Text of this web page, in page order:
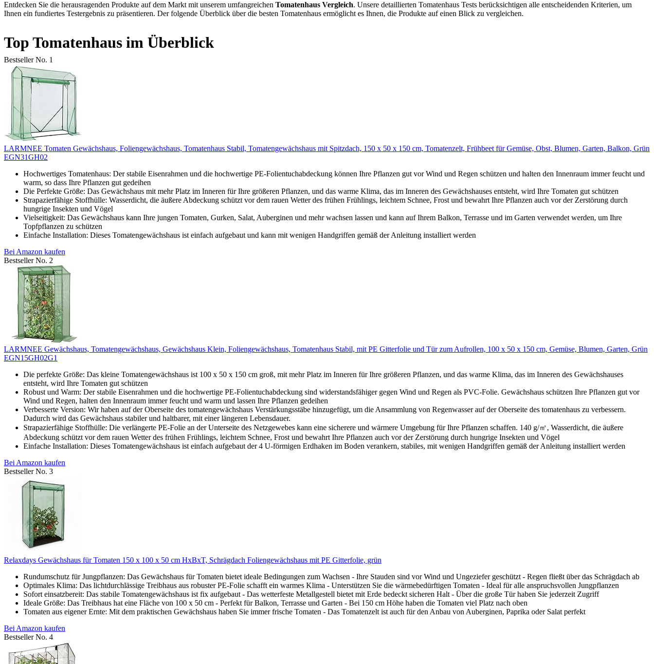
Entdecken Sie die herausragenden Produkte auf dem Markt mit unserem umfangreichen Tomatenhaus Vergleich. Unsere detaillierten Tomatenhaus Tests berücksichtigen alle entscheidenden Kriterien, um
Ihnen ein fundiertes Testergebnis zu präsentieren. Der folgende Überblick über die besten Tomatenhaus ermöglicht es Ihnen, die Produkte auf einen Blick zu vergleichen.
Top Tomatenhaus im Überblick
Bestseller No. 1
LARMNEE Tomaten Gewächshaus, Foliengewächshaus, Tomatenhaus Stabil, Tomatengewächshaus mit Spitzdach, 150 x 50 x 150 cm, Tomatenzelt, Frühbeet für Gemüse, Obst, Blumen, Garten, Balkon, Grün
EGN31GH02
Hochwertiges Tomatenhaus: Der stabile Eisenrahmen und die hochwertige PE-Folientuchabdeckung können Ihre Pflanzen gut vor Wind und Regen schützen und halten den Innenraum immer feucht und
warm, so dass Ihre Pflanzen gut gedeihen
Die Perfekte Größe: Das Gewächshaus mit mehr Platz im Inneren für Ihre größeren Pflanzen, und das warme Klima, das im Inneren des Gewächshauses entsteht, wird Ihre Tomaten gut schützen
Strapazierfähige Stoffhülle: Wasserdicht, die äußere Abdeckung schützt vor dem rauen Wetter des frühen Frühlings, leichtem Schnee, Frost und bewahrt Ihre Pflanzen auch vor der Zerstörung durch
hungrige Insekten und Vögel
Vielseitigkeit: Das Gewächshaus kann Ihre jungen Tomaten, Gurken, Salat, Auberginen und mehr wachsen lassen und kann auf Ihrem Balkon, Terrasse und im Garten verwendet werden, um Ihre
Topfpflanzen zu schützen
Einfache Installation: Dieses Tomatengewächshaus ist einfach aufgebaut und kann mit wenigen Handgriffen gemäß der Anleitung installiert werden
Bei Amazon kaufen
Bestseller No. 2
LARMNEE Gewächshaus, Tomatengewächshaus, Gewächshaus Klein, Foliengewächshaus, Tomatenhaus Stabil, mit PE Gitterfolie und Tür zum Aufrollen, 100 x 50 x 150 cm, Gemüse, Blumen, Garten, Grün
EGN15GH02G1
Die perfekte Größe: Das kleine Tomatengewächshaus ist 100 x 50 x 150 cm groß, mit mehr Platz im Inneren für Ihre größeren Pflanzen, und das warme Klima, das im Inneren des Gewächshauses
entsteht, wird Ihre Tomaten gut schützen
Robust und Warm: Der stabile Eisenrahmen und die hochwertige PE-Folientuchabdeckung sind widerstandsfähiger gegen Wind und Regen als PVC-Folie. Gewächshaus schützen Ihre Pflanzen gut vor
Wind und Regen, halten den Innenraum immer feucht und warm und lassen Ihre Pflanzen gedeihen
Verbesserte Version: Wir haben auf der Oberseite des tomatengewächshaus Verstärkungsstäbe hinzugefügt, um die Ansammlung von Regenwasser auf der Oberseite des tomatenhaus zu verbessern.
Dadurch wird das Gewächshaus stabiler und haltbarer, mit einer längeren Lebensdauer.
Strapazierfähige Stoffhülle: Die verlängerte PE-Folie an der Unterseite des Netzgewebes kann eine sicherere und wärmere Umgebung für Ihre Pflanzen schaffen. 140 g/㎡, Wasserdicht, die äußere
Abdeckung schützt vor dem rauen Wetter des frühen Frühlings, leichtem Schnee, Frost und bewahrt Ihre Pflanzen auch vor der Zerstörung durch hungrige Insekten und Vögel
Einfache Installation: Dieses Tomatengewächshaus ist einfach aufgebaut der 4 U-förmigen Erdhaken im Boden verankern, stabiles, mit wenigen Handgriffen gemäß der Anleitung installiert werden
Bei Amazon kaufen
Bestseller No. 3
Relaxdays Gewächshaus für Tomaten 150 x 100 x 50 cm HxBxT, Schrägdach Foliengewächshaus mit PE Gitterfolie, grün
Rundumschutz für Jungpflanzen: Das Gewächshaus für Tomaten bietet ideale Bedingungen zum Wachsen - Ihre Stauden sind vor Wind und Ungeziefer geschützt - Regen fließt über das Schrägdach ab
Optimales Klima: Das lichtdurchlässige Treibhaus aus robuster PE-Folie schafft ein warmes Klima - Unterstützen Sie die wärmebedürftigen Tomaten - Ideal für alle anspruchsvollen Jungpflanzen
Sofort einsatzbereit: Das stabile Tomatengewächshaus ist fix aufgebaut - Das wetterfeste Metallgestell bietet mit Erde bedeckt sicheren Halt - Über die große Tür haben Sie jederzeit Zugriff
Ideale Größe: Das Treibhaus hat eine Fläche von 100 x 50 cm - Perfekt für Balkon, Terrasse und Garten - Bei 150 cm Höhe haben die Tomaten viel Platz nach oben
Tomaten aus eigener Ernte: Mit dem praktischen Gewächshaus haben Sie immer frische Tomaten - Das Tomatenzelt ist auch für den Anbau von Auberginen, Paprika oder Salat perfekt
Bei Amazon kaufen
Bestseller No. 4